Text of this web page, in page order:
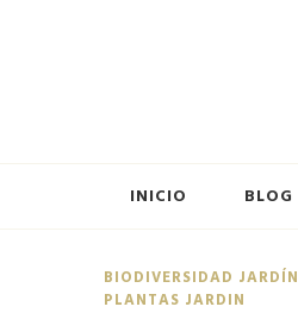
INICIO BLOG
BIODIVERSIDAD JARDÍN
PLANTAS JARDIN